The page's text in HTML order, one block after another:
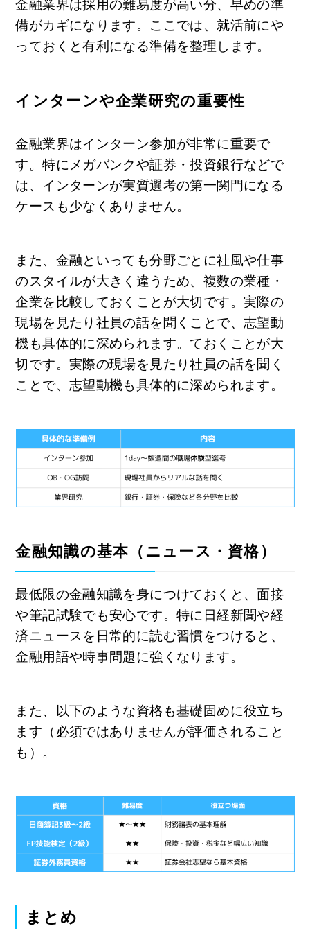
金融業界は採用の難易度が高い分、早めの準
備がカギになります。ここでは、就活前にや
っておくと有利になる準備を整理します。
インターンや企業研究の重要性
金融業界はインターン参加が非常に重要で
す。特にメガバンクや証券・投資銀行などで
は、インターンが実質選考の第一関門になる
ケースも少なくありません。
また、金融といっても分野ごとに社風や仕事
のスタイルが大きく違うため、複数の業種・
企業を比較しておくことが大切です。実際の
現場を見たり社員の話を聞くことで、志望動
機も具体的に深められます。ておくことが大
切です。実際の現場を見たり社員の話を聞く
ことで、志望動機も具体的に深められます。
金融知識の基本（ニュース・資格）
最低限の金融知識を身につけておくと、面接
や筆記試験でも安心です。特に日経新聞や経
済ニュースを日常的に読む習慣をつけると、
金融用語や時事問題に強くなります。
また、以下のような資格も基礎固めに役立ち
ます（必須ではありませんが評価されること
も）。
まとめ